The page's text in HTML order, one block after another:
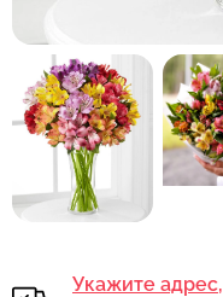
Укажите адрес,